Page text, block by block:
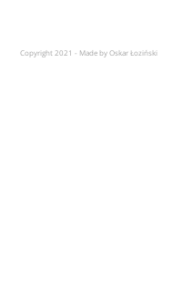
Copyright 2021 - Made by Oskar Łoziński